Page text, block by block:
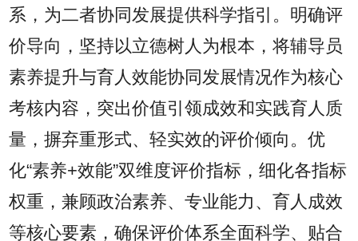
系，为二者协同发展提供科学指引。明确评
价导向，坚持以立德树人为根本，将辅导员
素养提升与育人效能协同发展情况作为核心
考核内容，突出价值引领成效和实践育人质
量，摒弃重形式、轻实效的评价倾向。优
化“素养+效能”双维度评价指标，细化各指标
权重，兼顾政治素养、专业能力、育人成效
等核心要素，确保评价体系全面科学、贴合